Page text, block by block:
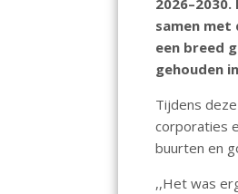
b
o
o
k
samen met
een breed
gehouden
Tijdens
corporaties
buurten en
,,Het was